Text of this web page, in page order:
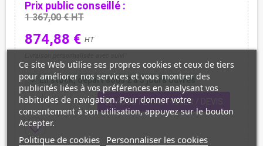
Prix public conseillé :
1 367,00 € HT
874,88 € HT
check En stock, départ sous 2 à 3 jours ouvrés
remove add shopping_cartAJOUTER AU PANIER / DEVIS
favorite_border
Ce site Web utilise ses propres cookies et ceux de tiers
pour améliorer nos services et vous montrer des
publicités liées à vos préférences en analysant vos
habitudes de navigation. Pour donner votre
consentement à son utilisation, appuyez sur le bouton
Accepter.
Politique de cookies Personnaliser les cookies